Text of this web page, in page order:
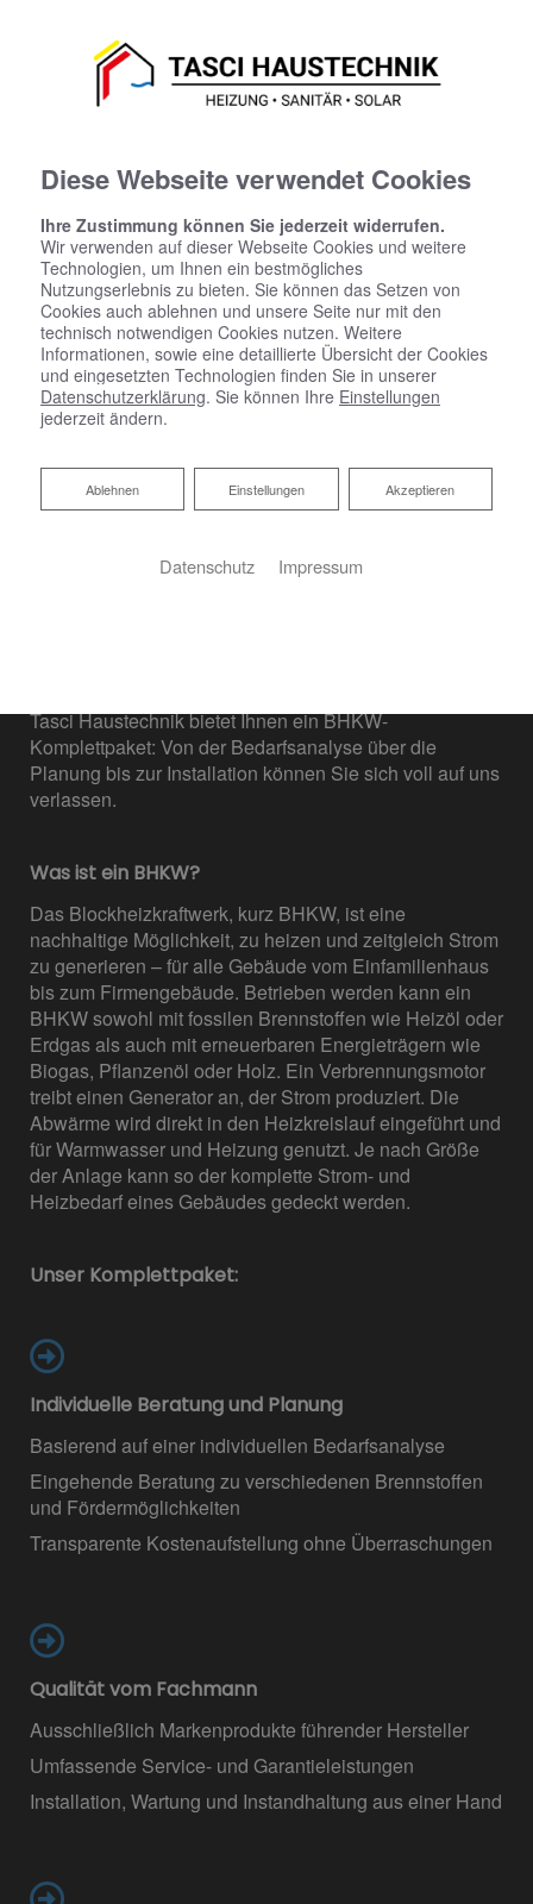
Blockheizkraftwerk
Heizung und Stromerzeuger in einem
Eine effiziente Heizung, die keinen Strom verbraucht,
Tasci Haustechnik bietet Ihnen ein BHKW-
Komplettpaket: Von der Bedarfsanalyse über die
Planung bis zur Installation können Sie sich voll auf uns
verlassen.
Was ist ein BHKW?
Das Blockheizkraftwerk, kurz BHKW, ist eine
nachhaltige Möglichkeit, zu heizen und zeitgleich Strom
zu generieren – für alle Gebäude vom Einfamilienhaus
bis zum Firmengebäude. Betrieben werden kann ein
BHKW sowohl mit fossilen Brennstoffen wie Heizöl oder
Erdgas als auch mit erneuerbaren Energieträgern wie
Biogas, Pflanzenöl oder Holz. Ein Verbrennungsmotor
treibt einen Generator an, der Strom produziert. Die
Abwärme wird direkt in den Heizkreislauf eingeführt und
für Warmwasser und Heizung genutzt. Je nach Größe
der Anlage kann so der komplette Strom- und
Heizbedarf eines Gebäudes gedeckt werden.
Unser Komplettpaket:
Individuelle Beratung und Planung
Basierend auf einer individuellen Bedarfsanalyse
Eingehende Beratung zu verschiedenen Brennstoffen
und Fördermöglichkeiten
Transparente Kostenaufstellung ohne Überraschungen
Qualität vom Fachmann
Ausschließlich Markenprodukte führender Hersteller
Umfassende Service- und Garantieleistungen
Installation, Wartung und Instandhaltung aus einer Hand
Diese Webseite verwendet Cookies
Ihre Zustimmung können Sie jederzeit widerrufen.
Wir verwenden auf dieser Webseite Cookies und weitere
Technologien, um Ihnen ein bestmögliches
Nutzungserlebnis zu bieten. Sie können das Setzen von
Cookies auch ablehnen und unsere Seite nur mit den
technisch notwendigen Cookies nutzen. Weitere
Informationen, sowie eine detaillierte Übersicht der Cookies
und eingesetzten Technologien finden Sie in unserer
Datenschutzerklärung. Sie können Ihre Einstellungen
jederzeit ändern.
Akzeptieren
Einstellungen
Ablehnen
Ablehnen
Datenschutz Impressum